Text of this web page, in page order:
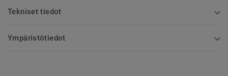
Tekniset tiedot
Ympäristötiedot